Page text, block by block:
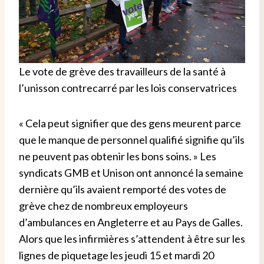
Le vote de grève des travailleurs de la santé à
l’unisson contrecarré par les lois conservatrices
« Cela peut signifier que des gens meurent parce
que le manque de personnel qualifié signifie qu’ils
ne peuvent pas obtenir les bons soins. » Les
syndicats GMB et Unison ont annoncé la semaine
dernière qu’ils avaient remporté des votes de
grève chez de nombreux employeurs
d’ambulances en Angleterre et au Pays de Galles.
Alors que les infirmières s’attendent à être sur les
lignes de piquetage les jeudi 15 et mardi 20